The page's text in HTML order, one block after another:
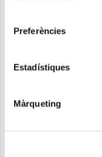
Preferències
Estadístiques
Màrqueting
Serveis
Els nostres